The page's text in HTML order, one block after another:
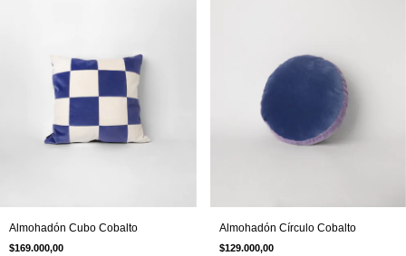
Almohadón Cubo Cobalto
$169.000,00
Almohadón Círculo Cobalto
$129.000,00